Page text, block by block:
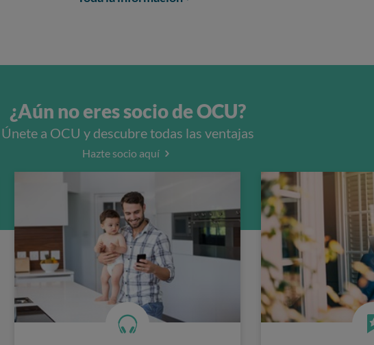
¿Aún no eres socio de OCU?
Únete a OCU y descubre todas las ventajas
Hazte socio aquí